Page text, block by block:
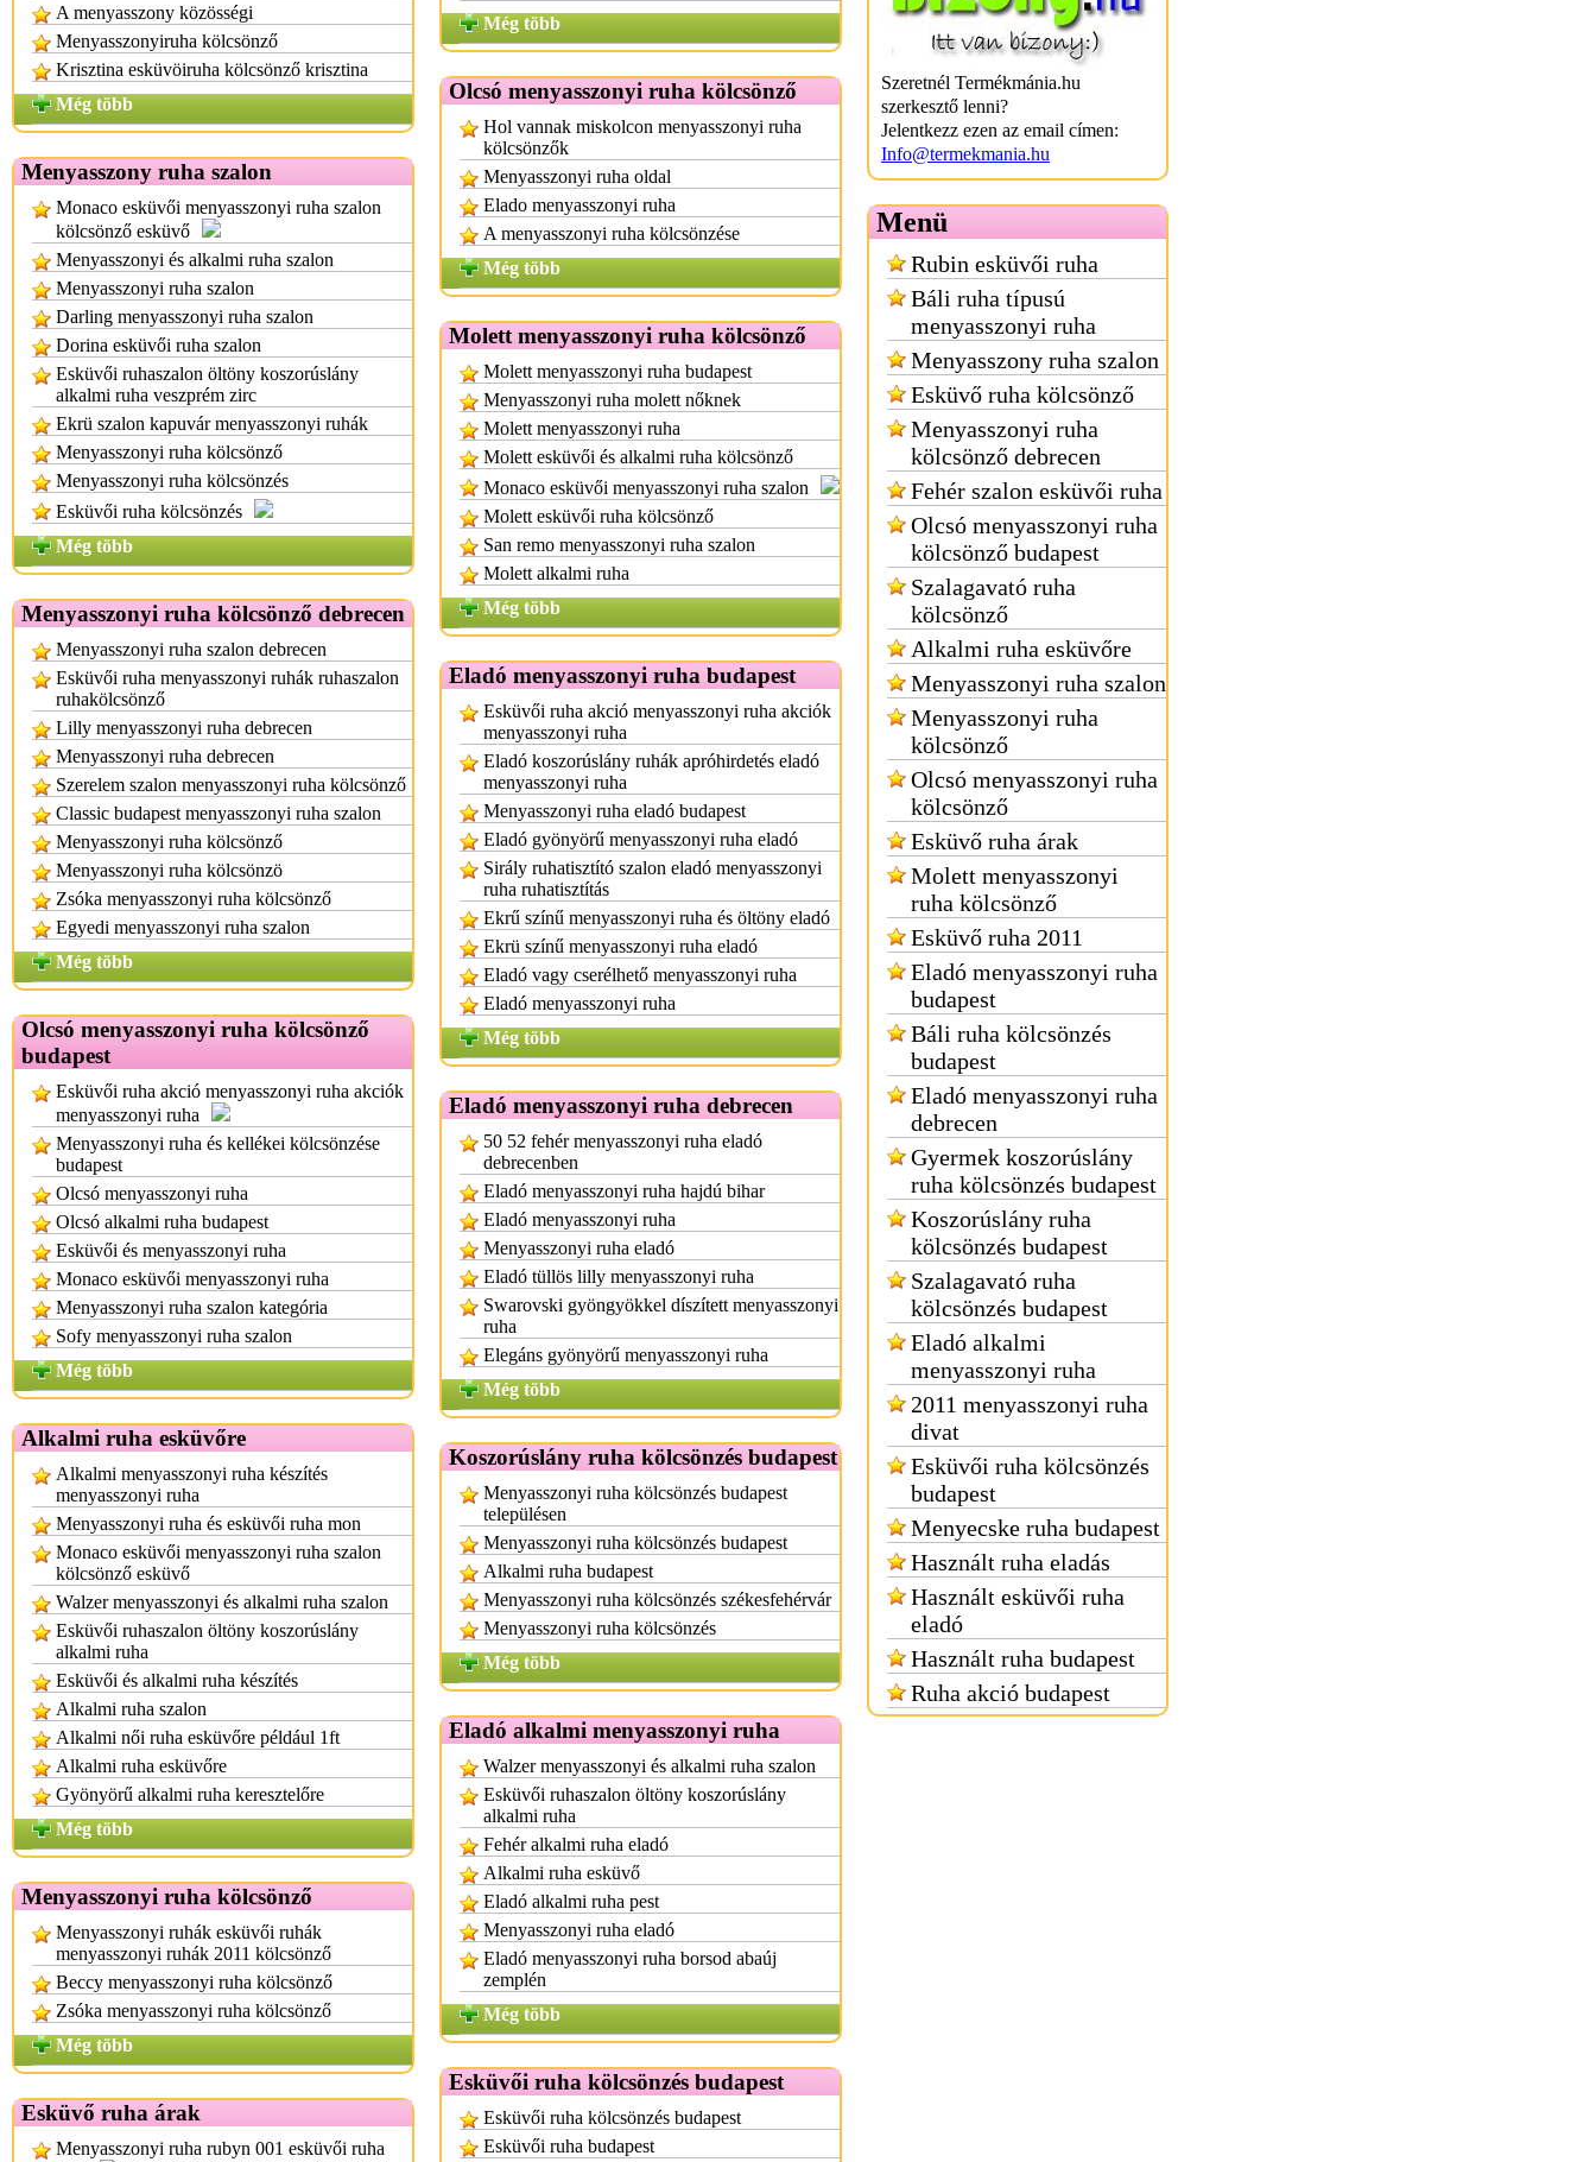
A menyasszony közösségi
Menyasszonyiruha kölcsönző
Krisztina esküvöiruha kölcsönző krisztina
Még több
Menyasszony ruha szalon
Monaco esküvői menyasszonyi ruha szalon
kölcsönző esküvő
Menyasszonyi és alkalmi ruha szalon
Menyasszonyi ruha szalon
Darling menyasszonyi ruha szalon
Dorina esküvői ruha szalon
Esküvői ruhaszalon öltöny koszorúslány
alkalmi ruha veszprém zirc
Ekrü szalon kapuvár menyasszonyi ruhák
Menyasszonyi ruha kölcsönző
Menyasszonyi ruha kölcsönzés
Esküvői ruha kölcsönzés
Még több
Menyasszonyi ruha kölcsönző debrecen
Menyasszonyi ruha szalon debrecen
Esküvői ruha menyasszonyi ruhák ruhaszalon
ruhakölcsönző
Lilly menyasszonyi ruha debrecen
Menyasszonyi ruha debrecen
Szerelem szalon menyasszonyi ruha kölcsönző
Classic budapest menyasszonyi ruha szalon
Menyasszonyi ruha kölcsönző
Menyasszonyi ruha kölcsönzö
Zsóka menyasszonyi ruha kölcsönző
Egyedi menyasszonyi ruha szalon
Még több
Olcsó menyasszonyi ruha kölcsönző
budapest
Esküvői ruha akció menyasszonyi ruha akciók
menyasszonyi ruha
Menyasszonyi ruha és kellékei kölcsönzése
budapest
Olcsó menyasszonyi ruha
Olcsó alkalmi ruha budapest
Esküvői és menyasszonyi ruha
Monaco esküvői menyasszonyi ruha
Menyasszonyi ruha szalon kategória
Sofy menyasszonyi ruha szalon
Még több
Alkalmi ruha esküvőre
Alkalmi menyasszonyi ruha készítés
menyasszonyi ruha
Menyasszonyi ruha és esküvői ruha mon
Monaco esküvői menyasszonyi ruha szalon
kölcsönző esküvő
Walzer menyasszonyi és alkalmi ruha szalon
Esküvői ruhaszalon öltöny koszorúslány
alkalmi ruha
Esküvői és alkalmi ruha készítés
Alkalmi ruha szalon
Alkalmi női ruha esküvőre például 1ft
Alkalmi ruha esküvőre
Gyönyörű alkalmi ruha keresztelőre
Még több
Menyasszonyi ruha kölcsönző
Menyasszonyi ruhák esküvői ruhák
menyasszonyi ruhák 2011 kölcsönző
Beccy menyasszonyi ruha kölcsönző
Zsóka menyasszonyi ruha kölcsönző
Még több
Esküvő ruha árak
Menyasszonyi ruha rubyn 001 esküvői ruha
Még több
Olcsó menyasszonyi ruha kölcsönző
Hol vannak miskolcon menyasszonyi ruha
kölcsönzők
Menyasszonyi ruha oldal
Elado menyasszonyi ruha
A menyasszonyi ruha kölcsönzése
Még több
Molett menyasszonyi ruha kölcsönző
Molett menyasszonyi ruha budapest
Menyasszonyi ruha molett nőknek
Molett menyasszonyi ruha
Molett esküvői és alkalmi ruha kölcsönző
Monaco esküvői menyasszonyi ruha szalon
Molett esküvői ruha kölcsönző
San remo menyasszonyi ruha szalon
Molett alkalmi ruha
Még több
Eladó menyasszonyi ruha budapest
Esküvői ruha akció menyasszonyi ruha akciók
menyasszonyi ruha
Eladó koszorúslány ruhák apróhirdetés eladó
menyasszonyi ruha
Menyasszonyi ruha eladó budapest
Eladó gyönyörű menyasszonyi ruha eladó
Sirály ruhatisztító szalon eladó menyasszonyi
ruha ruhatisztítás
Ekrű színű menyasszonyi ruha és öltöny eladó
Ekrü színű menyasszonyi ruha eladó
Eladó vagy cserélhető menyasszonyi ruha
Eladó menyasszonyi ruha
Még több
Eladó menyasszonyi ruha debrecen
50 52 fehér menyasszonyi ruha eladó
debrecenben
Eladó menyasszonyi ruha hajdú bihar
Eladó menyasszonyi ruha
Menyasszonyi ruha eladó
Eladó tüllös lilly menyasszonyi ruha
Swarovski gyöngyökkel díszített menyasszonyi
ruha
Elegáns gyönyörű menyasszonyi ruha
Még több
Koszorúslány ruha kölcsönzés budapest
Menyasszonyi ruha kölcsönzés budapest
településen
Menyasszonyi ruha kölcsönzés budapest
Alkalmi ruha budapest
Menyasszonyi ruha kölcsönzés székesfehérvár
Menyasszonyi ruha kölcsönzés
Még több
Eladó alkalmi menyasszonyi ruha
Walzer menyasszonyi és alkalmi ruha szalon
Esküvői ruhaszalon öltöny koszorúslány
alkalmi ruha
Fehér alkalmi ruha eladó
Alkalmi ruha esküvő
Eladó alkalmi ruha pest
Menyasszonyi ruha eladó
Eladó menyasszonyi ruha borsod abaúj
zemplén
Még több
Esküvői ruha kölcsönzés budapest
Esküvői ruha kölcsönzés budapest
Esküvői ruha budapest
Szeretnél Termékmánia.hu
szerkesztő lenni?
Jelentkezz ezen az email címen:
Info@termekmania.hu
Menü
Rubin esküvői ruha
Báli ruha típusú
menyasszonyi ruha
Menyasszony ruha szalon
Esküvő ruha kölcsönző
Menyasszonyi ruha
kölcsönző debrecen
Fehér szalon esküvői ruha
Olcsó menyasszonyi ruha
kölcsönző budapest
Szalagavató ruha
kölcsönző
Alkalmi ruha esküvőre
Menyasszonyi ruha szalon
Menyasszonyi ruha
kölcsönző
Olcsó menyasszonyi ruha
kölcsönző
Esküvő ruha árak
Molett menyasszonyi
ruha kölcsönző
Esküvő ruha 2011
Eladó menyasszonyi ruha
budapest
Báli ruha kölcsönzés
budapest
Eladó menyasszonyi ruha
debrecen
Gyermek koszorúslány
ruha kölcsönzés budapest
Koszorúslány ruha
kölcsönzés budapest
Szalagavató ruha
kölcsönzés budapest
Eladó alkalmi
menyasszonyi ruha
2011 menyasszonyi ruha
divat
Esküvői ruha kölcsönzés
budapest
Menyecske ruha budapest
Használt ruha eladás
Használt esküvői ruha
eladó
Használt ruha budapest
Ruha akció budapest